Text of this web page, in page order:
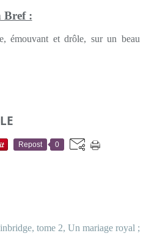
Bref :
émouvant et drôle, sur un beau
Repost 0